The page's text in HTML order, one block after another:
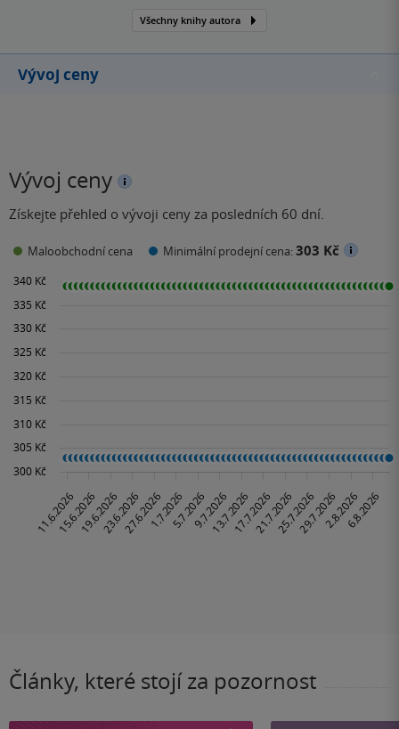
Všechny knihy autora
Vývoj ceny
Vývoj ceny
Získejte přehled o vývoji ceny za posledních 60 dní.
Maloobchodní cena Minimální prodejní cena:303 Kč
Články, které stojí za pozornost